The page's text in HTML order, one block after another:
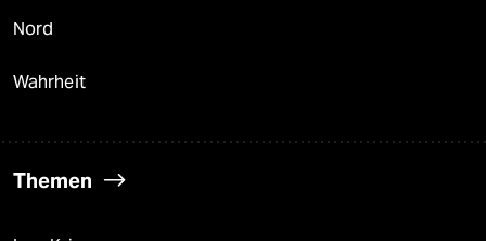
Nord
Wahrheit
Themen